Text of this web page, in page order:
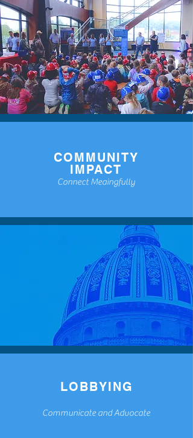
COMMUNITY
IMPACT
Connect Meaingfully
LOBBYING
Communicate and Advocate